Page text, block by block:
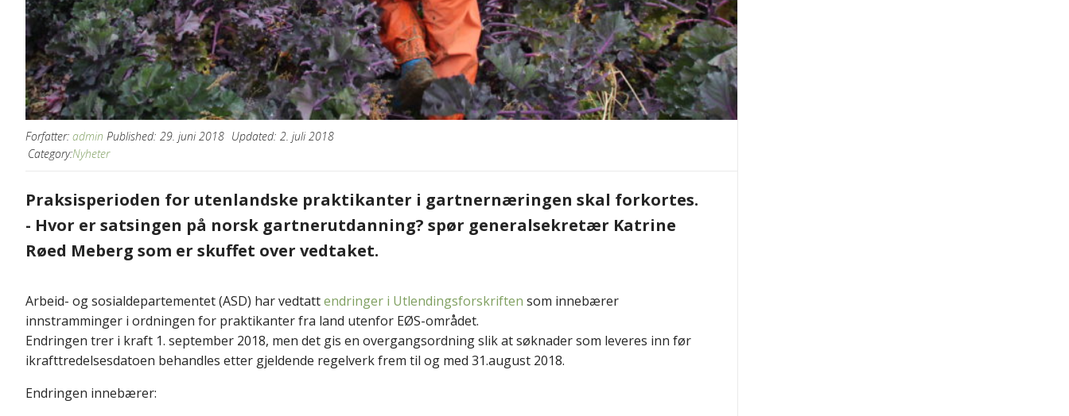
Forfatter: admin Published: 29. juni 2018 Updated: 2. juli 2018
Category:Nyheter
Praksisperioden for utenlandske praktikanter i gartnernæringen skal forkortes.
- Hvor er satsingen på norsk gartnerutdanning? spør generalsekretær Katrine
Røed Meberg som er skuffet over vedtaket.
Arbeid- og sosialdepartementet (ASD) har vedtattendringer i Utlendingsforskriften som innebærer
innstramminger i ordningen for praktikanter fra land utenfor EØS-området.
Endringen trer i kraft 1. september 2018, men det gis en overgangsordning slik at søknader som leveres inn før
ikrafttredelsesdatoen behandles etter gjeldende regelverk frem til og med 31.august 2018.
Endringen innebærer: